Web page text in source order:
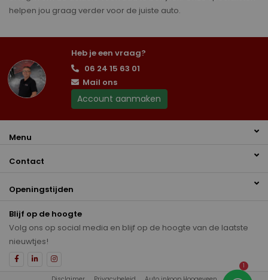
helpen jou graag verder voor de juiste auto.
Heb je een vraag?
06 24 15 63 01
Mail ons
Account aanmaken
Menu
Contact
Openingstijden
Blijf op de hoogte
Volg ons op social media en blijf op de hoogte van de laatste
nieuwtjes!
1